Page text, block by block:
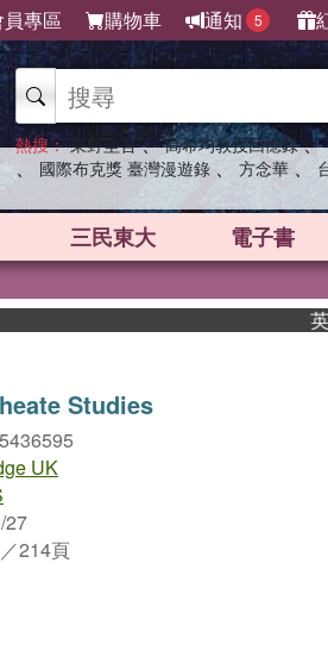
專區 購物車 通知 5
熱搜： 東野圭吾 、 高希均教授回憶錄 、
、 國際布克獎 臺灣漫遊錄 、 方念華 、
三民東大 電子書
英國
Studies
UK
27
214頁